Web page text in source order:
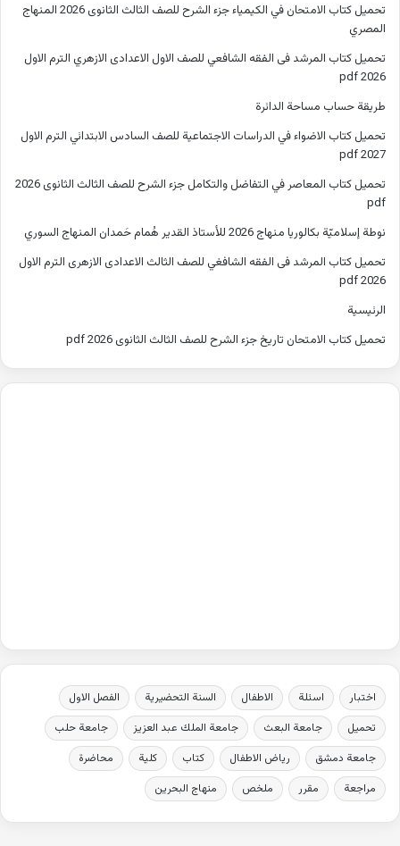
تحميل كتاب الامتحان في الكيمياء جزء الشرح للصف الثالث الثانوى 2026 المنهاج
المصري
تحميل كتاب المرشد فى الفقه الشافعي للصف الاول الاعدادى الازهري الترم الاول
2026 pdf
طريقة حساب مساحة الدائرة
تحميل كتاب الاضواء في الدراسات الاجتماعية للصف السادس الابتدائي الترم الاول
2027 pdf
تحميل كتاب المعاصر في التفاضل والتكامل جزء الشرح للصف الثالث الثانوى 2026
pdf
نوطة إسلاميّة بكالوريا منهاج 2026 للأستاذ القدير هُمام حَمدان المنهاج السوري
تحميل كتاب المرشد فى الفقه الشافغي للصف الثالث الاعدادى الازهرى الترم الاول
2026 pdf
الرئيسية
تحميل كتاب الامتحان تاريخ جزء الشرح للصف الثالث الثانوى 2026 pdf
اختبار اسئلة الاطفال السنة التحضيرية
الفصل الاول
تحميل
جامعة البعث جامعة الملك عبد العزيز
جامعة حلب
جامعة دمشق
رياض الاطفال كتاب كلية
محاضرة
مراجعة
مقرر ملخص منهاج البحرين